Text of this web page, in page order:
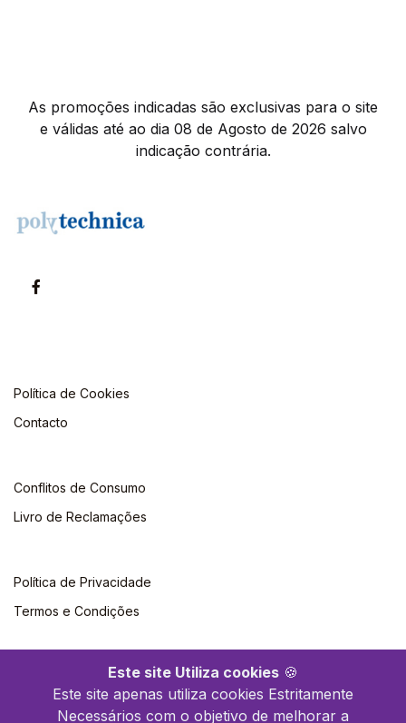
Este site Utiliza cookies 🍪
Este site apenas utiliza cookies Estritamente
Necessários com o objetivo de melhorar a
As promoções indicadas são exclusivas para o site
e válidas até ao dia 08 de Agosto de 2026 salvo
indicação contrária.
Política de Cookies
Contacto
Conflitos de Consumo
Livro de Reclamações
Política de Privacidade
Termos e Condições